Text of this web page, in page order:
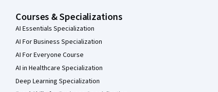
Courses & Specializations
AI Essentials Specialization
AI For Business Specialization
AI For Everyone Course
AI in Healthcare Specialization
Deep Learning Specialization